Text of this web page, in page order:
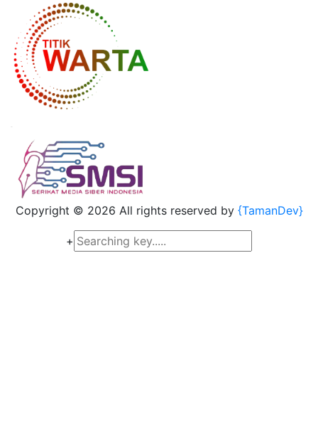
Copyright © 2026 All rights reserved by {TamanDev}
+